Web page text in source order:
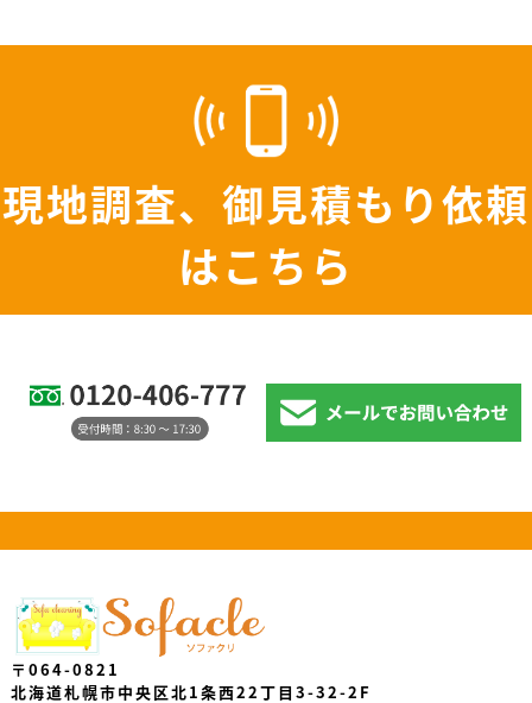
現地調査、御見積もり依頼
はこちら
〒064-0821
北海道札幌市中央区北1条西22丁目3-32-2F